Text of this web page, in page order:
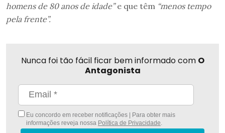
homens de 80 anos de idade”e que têm “menos tempo
pela frente”.
Nunca foi tão fácil ficar bem informado com O
Antagonista
Eu concordo em receber notificações | Para obter mais
informações reveja nossa Política de Privacidade